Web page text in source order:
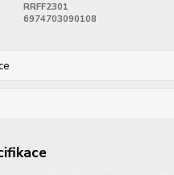
RRFF2301
6974703090108